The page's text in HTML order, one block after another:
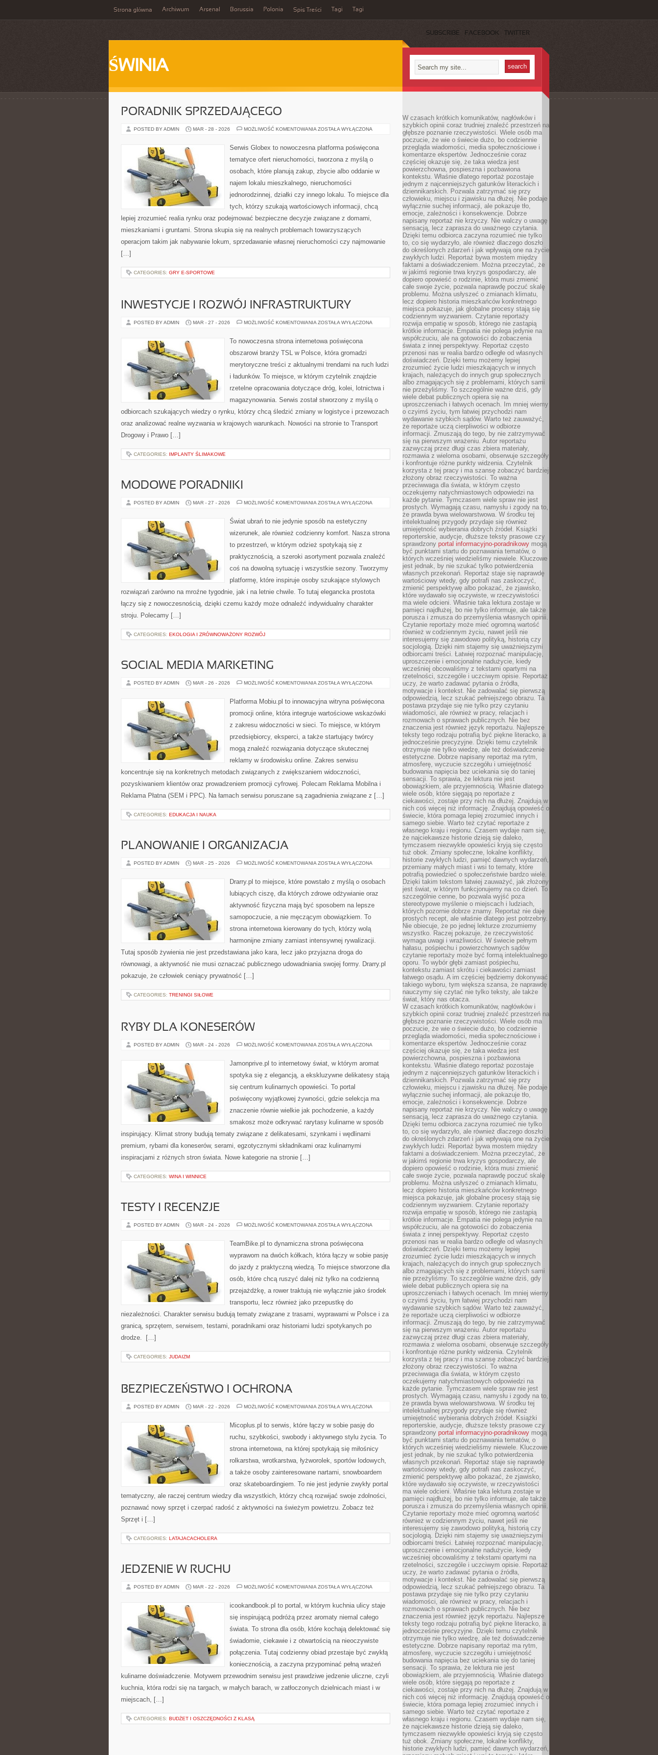
Strona główna Archiwum Arsenal Borussia Polonia Spis Treści Tagi Tagi
SUBSCRIBE FACEBOOK TWITTER
ŚWINIA
PORADNIK SPRZEDAJĄCEGO
POSTED BY ADMIN MAR - 28 - 2026 MOŻLIWOŚĆ KOMENTOWANIA PORADNIK
ZOSTAŁA WYŁĄCZONA
Serwis Globex to nowoczesna platforma poświęcona
tematyce ofert nieruchomości, tworzona z myślą o
osobach, które planują zakup, zbycie albo oddanie w
najem lokalu mieszkalnego, nieruchomości
jednorodzinnej, działki czy innego lokalu. To miejsce dla
tych, którzy szukają wartościowych informacji, chcą
lepiej zrozumieć realia rynku oraz podejmować bezpieczne decyzje związane z domami,
mieszkaniami i gruntami. Strona skupia się na realnych problemach towarzyszących
operacjom takim jak nabywanie lokum, sprzedawanie własnej nieruchomości czy najmowanie
[…]
CATEGORIES: GRY E-SPORTOWE
INWESTYCJE I ROZWÓJ INFRASTRUKTURY
POSTED BY ADMIN MAR - 27 - 2026 MOŻLIWOŚĆ KOMENTOWANIA INWESTYCJE
INFRASTRUKTURY
ZOSTAŁA WYŁĄCZONA
To nowoczesna strona internetowa poświęcona
obszarowi branży TSL w Polsce, która gromadzi
merytoryczne treści z aktualnymi trendami na ruch ludzi
i ładunków. To miejsce, w którym czytelnik znajdzie
rzetelne opracowania dotyczące dróg, kolei, lotnictwa i
magazynowania. Serwis został stworzony z myślą o
odbiorcach szukających wiedzy o rynku, którzy chcą śledzić zmiany w logistyce i przewozach
oraz analizować realne wyzwania w krajowych warunkach. Nowości na stronie to Transport
Drogowy i Prawo […]
CATEGORIES: IMPLANTY ŚLIMAKOWE
MODOWE PORADNIKI
POSTED BY ADMIN MAR - 27 - 2026 MOŻLIWOŚĆ KOMENTOWANIA MODOWE
ZOSTAŁA WYŁĄCZONA
Świat ubrań to nie jedynie sposób na estetyczny
wizerunek, ale również codzienny komfort. Nasza strona
to przestrzeń, w którym odzież spotykają się z
praktycznością, a szeroki asortyment pozwala znaleźć
coś na dowolną sytuację i wszystkie sezony. Tworzymy
platformę, które inspiruje osoby szukające stylowych
rozwiązań zarówno na mroźne tygodnie, jak i na letnie chwile. To tutaj elegancka prostota
łączy się z nowoczesnością, dzięki czemu każdy może odnaleźć indywidualny charakter
stroju. Polecamy […]
CATEGORIES: EKOLOGIA I ZRÓWNOWAŻONY ROZWÓJ
SOCIAL MEDIA MARKETING
POSTED BY ADMIN MAR - 26 - 2026 MOŻLIWOŚĆ KOMENTOWANIA SOCIAL
ZOSTAŁA WYŁĄCZONA
Platforma Mobiu.pl to innowacyjna witryna poświęcona
promocji online, która integruje wartościowe wskazówki
z zakresu widoczności w sieci. To miejsce, w którym
przedsiębiorcy, eksperci, a także startujący twórcy
mogą znaleźć rozwiązania dotyczące skutecznej
reklamy w środowisku online. Zakres serwisu
koncentruje się na konkretnych metodach związanych z zwiększaniem widoczności,
pozyskiwaniem klientów oraz prowadzeniem promocji cyfrowej. Polecam Reklama Mobilna i
Reklama Płatna (SEM i PPC). Na łamach serwisu poruszane są zagadnienia związane z […]
CATEGORIES: EDUKACJA I NAUKA
PLANOWANIE I ORGANIZACJA
POSTED BY ADMIN MAR - 25 - 2026 MOŻLIWOŚĆ KOMENTOWANIA PLANOWANIE
ZOSTAŁA WYŁĄCZONA
Drarry.pl to miejsce, które powstało z myślą o osobach
lubiących ciszę, dla których zdrowe odżywianie oraz
aktywność fizyczna mają być sposobem na lepsze
samopoczucie, a nie męczącym obowiązkiem. To
strona internetowa kierowany do tych, którzy wolą
harmonijne zmiany zamiast intensywnej rywalizacji.
Tutaj sposób żywienia nie jest przedstawiana jako kara, lecz jako przyjazna droga do
równowagi, a aktywność nie musi oznaczać publicznego udowadniania swojej formy. Drarry.pl
pokazuje, że człowiek ceniący prywatność […]
CATEGORIES: TRENINGI SIŁOWE
RYBY DLA KONESERÓW
POSTED BY ADMIN MAR - 24 - 2026 MOŻLIWOŚĆ KOMENTOWANIA RYBY
ZOSTAŁA WYŁĄCZONA
Jamonprive.pl to internetowy świat, w którym aromat
spotyka się z elegancją, a ekskluzywne delikatesy stają
się centrum kulinarnych opowieści. To portal
poświęcony wyjątkowej żywności, gdzie selekcja ma
znaczenie równie wielkie jak pochodzenie, a każdy
smakosz może odkrywać rarytasy kulinarne w sposób
inspirujący. Klimat strony budują tematy związane z delikatesami, szynkami i wędlinami
premium, rybami dla koneserów, serami, egzotycznymi składnikami oraz kulinarnymi
inspiracjami z różnych stron świata. Nowe kategorie na stronie […]
CATEGORIES: WINA I WINNICE
TESTY I RECENZJE
POSTED BY ADMIN MAR - 24 - 2026 MOŻLIWOŚĆ KOMENTOWANIA TESTY
ZOSTAŁA WYŁĄCZONA
TeamBike.pl to dynamiczna strona poświęcona
wyprawom na dwóch kółkach, która łączy w sobie pasję
do jazdy z praktyczną wiedzą. To miejsce stworzone dla
osób, które chcą ruszyć dalej niż tylko na codzienną
przejażdżkę, a rower traktują nie wyłącznie jako środek
transportu, lecz również jako przepustkę do
niezależności. Charakter serwisu budują tematy związane z trasami, wyprawami w Polsce i za
granicą, sprzętem, serwisem, testami, poradnikami oraz historiami ludzi spotykanych po
drodze. […]
CATEGORIES: JUDAIZM
BEZPIECZEŃSTWO I OCHRONA
POSTED BY ADMIN MAR - 22 - 2026 MOŻLIWOŚĆ KOMENTOWANIA BEZPIECZEŃSTWO
ZOSTAŁA WYŁĄCZONA
Micoplus.pl to serwis, które łączy w sobie pasję do
ruchu, szybkości, swobody i aktywnego stylu życia. To
strona internetowa, na której spotykają się miłośnicy
rolkarstwa, wrotkarstwa, łyżworolek, sportów lodowych,
a także osoby zainteresowane nartami, snowboardem
oraz skateboardingiem. To nie jest jedynie zwykły portal
tematyczny, ale raczej centrum wiedzy dla wszystkich, którzy chcą rozwijać swoje zdolności,
poznawać nowy sprzęt i czerpać radość z aktywności na świeżym powietrzu. Zobacz też
Sprzęt i […]
CATEGORIES: LATAJACACHOLERA
JEDZENIE W RUCHU
POSTED BY ADMIN MAR - 22 - 2026 MOŻLIWOŚĆ KOMENTOWANIA JEDZENIE
ZOSTAŁA WYŁĄCZONA
icookandbook.pl to portal, w którym kuchnia ulicy staje
się inspirującą podróżą przez aromaty niemal całego
świata. To strona dla osób, które kochają delektować się
świadomie, ciekawie i z otwartością na nieoczywiste
połączenia. Tutaj codzienny obiad przestaje być zwykłą
koniecznością, a zaczyna przypominać pełną wrażeń
kulinarne doświadczenie. Motywem przewodnim serwisu jest prawdziwe jedzenie uliczne, czyli
kuchnia, która rodzi się na targach, w małych barach, w zatłoczonych dzielnicach miast i w
miejscach, […]
CATEGORIES: BUDŻET I OSZCZĘDNOŚCI Z KLASĄ
W czasach krótkich komunikatów, nagłówków i
szybkich opinii coraz trudniej znaleźć przestrzeń na
głębsze poznanie rzeczywistości. Wiele osób ma
poczucie, że wie o świecie dużo, bo codziennie
przegląda wiadomości, media społecznościowe i
komentarze ekspertów. Jednocześnie coraz
częściej okazuje się, że taka wiedza jest
powierzchowna, pospieszna i pozbawiona
kontekstu. Właśnie dlatego reportaż pozostaje
jednym z najcenniejszych gatunków literackich i
dziennikarskich. Pozwala zatrzymać się przy
człowieku, miejscu i zjawisku na dłużej. Nie podaje
wyłącznie suchej informacji, ale pokazuje tło,
emocje, zależności i konsekwencje. Dobrze
napisany reportaż nie krzyczy. Nie walczy o uwagę
sensacją, lecz zaprasza do uważnego czytania.
Dzięki temu odbiorca zaczyna rozumieć nie tylko
to, co się wydarzyło, ale również dlaczego doszło
do określonych zdarzeń i jak wpływają one na życie
zwykłych ludzi. Reportaż bywa mostem między
faktami a doświadczeniem. Można przeczytać, że
w jakimś regionie trwa kryzys gospodarczy, ale
dopiero opowieść o rodzinie, która musi zmienić
całe swoje życie, pozwala naprawdę poczuć skalę
problemu. Można usłyszeć o zmianach klimatu,
lecz dopiero historia mieszkańców konkretnego
miejsca pokazuje, jak globalne procesy stają się
codziennym wyzwaniem. Czytanie reportaży
rozwija empatię w sposób, którego nie zastąpią
krótkie informacje. Empatia nie polega jedynie na
współczuciu, ale na gotowości do zobaczenia
świata z innej perspektywy. Reportaż często
przenosi nas w realia bardzo odległe od własnych
doświadczeń. Dzięki temu możemy lepiej
zrozumieć życie ludzi mieszkających w innych
krajach, należących do innych grup społecznych
albo zmagających się z problemami, których sami
nie przeżyliśmy. To szczególnie ważne dziś, gdy
wiele debat publicznych opiera się na
uproszczeniach i łatwych ocenach. Im mniej wiemy
o czyimś życiu, tym łatwiej przychodzi nam
wydawanie szybkich sądów. Warto też zauważyć,
że reportaże uczą cierpliwości w odbiorze
informacji. Zmuszają do tego, by nie zatrzymywać
się na pierwszym wrażeniu. Autor reportażu
zazwyczaj przez długi czas zbiera materiały,
rozmawia z wieloma osobami, obserwuje szczegóły
i konfrontuje różne punkty widzenia. Czytelnik
korzysta z tej pracy i ma szansę zobaczyć bardziej
złożony obraz rzeczywistości. To ważna
przeciwwaga dla świata, w którym często
oczekujemy natychmiastowych odpowiedzi na
każde pytanie. Tymczasem wiele spraw nie jest
prostych. Wymagają czasu, namysłu i zgody na to,
że prawda bywa wielowarstwowa. W środku tej
intelektualnej przygody przydaje się również
umiejętność wybierania dobrych źródeł. Książki
reporterskie, audycje, dłuższe teksty prasowe czy
sprawdzony portal informacyjno-poradnikowy mogą
być punktami startu do poznawania tematów, o
których wcześniej wiedzieliśmy niewiele. Kluczowe
jest jednak, by nie szukać tylko potwierdzenia
własnych przekonań. Reportaż staje się naprawdę
wartościowy wtedy, gdy potrafi nas zaskoczyć,
zmienić perspektywę albo pokazać, że zjawisko,
które wydawało się oczywiste, w rzeczywistości
ma wiele odcieni. Właśnie taka lektura zostaje w
pamięci najdłużej, bo nie tylko informuje, ale także
porusza i zmusza do przemyślenia własnych opinii.
Czytanie reportaży może mieć ogromną wartość
również w codziennym życiu, nawet jeśli nie
interesujemy się zawodowo polityką, historią czy
socjologią. Dzięki nim stajemy się uważniejszymi
odbiorcami treści. Łatwiej rozpoznać manipulację,
uproszczenie i emocjonalne nadużycie, kiedy
wcześniej obcowaliśmy z tekstami opartymi na
rzetelności, szczególe i uczciwym opisie. Reportaż
uczy, że warto zadawać pytania o źródła,
motywacje i kontekst. Nie zadowalać się pierwszą
odpowiedzią, lecz szukać pełniejszego obrazu. Ta
postawa przydaje się nie tylko przy czytaniu
wiadomości, ale również w pracy, relacjach i
rozmowach o sprawach publicznych. Nie bez
znaczenia jest również język reportażu. Najlepsze
teksty tego rodzaju potrafią być piękne literacko, a
jednocześnie precyzyjne. Dzięki temu czytelnik
otrzymuje nie tylko wiedzę, ale też doświadczenie
estetyczne. Dobrze napisany reportaż ma rytm,
atmosferę, wyczucie szczegółu i umiejętność
budowania napięcia bez uciekania się do taniej
sensacji. To sprawia, że lektura nie jest
obowiązkiem, ale przyjemnością. Właśnie dlatego
wiele osób, które sięgają po reportaże z
ciekawości, zostaje przy nich na dłużej. Znajdują w
nich coś więcej niż informację. Znajdują opowieść o
świecie, która pomaga lepiej zrozumieć innych i
samego siebie. Warto też czytać reportaże z
własnego kraju i regionu. Czasem wydaje nam się,
że najciekawsze historie dzieją się daleko,
tymczasem niezwykłe opowieści kryją się często
tuż obok. Zmiany społeczne, lokalne konflikty,
historie zwykłych ludzi, pamięć dawnych wydarzeń,
przemiany małych miast i wsi to tematy, które
potrafią powiedzieć o społeczeństwie bardzo wiele.
Dzięki takim tekstom łatwiej zauważyć, jak złożony
jest świat, w którym funkcjonujemy na co dzień. To
szczególnie cenne, bo pozwala wyjść poza
stereotypowe myślenie o miejscach i ludziach,
których pozornie dobrze znamy. Reportaż nie daje
prostych recept, ale właśnie dlatego jest potrzebny.
Nie obiecuje, że po jednej lekturze zrozumiemy
wszystko. Raczej pokazuje, że rzeczywistość
wymaga uwagi i wrażliwości. W świecie pełnym
hałasu, pośpiechu i powierzchownych sądów
czytanie reportaży może być formą intelektualnego
oporu. To wybór głębi zamiast pośpiechu,
kontekstu zamiast skrótu i ciekawości zamiast
łatwego osądu. A im częściej będziemy dokonywać
takiego wyboru, tym większa szansa, że naprawdę
nauczymy się czytać nie tylko teksty, ale także
świat, który nas otacza.
W czasach krótkich komunikatów, nagłówków i
szybkich opinii coraz trudniej znaleźć przestrzeń na
głębsze poznanie rzeczywistości. Wiele osób ma
poczucie, że wie o świecie dużo, bo codziennie
przegląda wiadomości, media społecznościowe i
komentarze ekspertów. Jednocześnie coraz
częściej okazuje się, że taka wiedza jest
powierzchowna, pospieszna i pozbawiona
kontekstu. Właśnie dlatego reportaż pozostaje
jednym z najcenniejszych gatunków literackich i
dziennikarskich. Pozwala zatrzymać się przy
człowieku, miejscu i zjawisku na dłużej. Nie podaje
wyłącznie suchej informacji, ale pokazuje tło,
emocje, zależności i konsekwencje. Dobrze
napisany reportaż nie krzyczy. Nie walczy o uwagę
sensacją, lecz zaprasza do uważnego czytania.
Dzięki temu odbiorca zaczyna rozumieć nie tylko
to, co się wydarzyło, ale również dlaczego doszło
do określonych zdarzeń i jak wpływają one na życie
zwykłych ludzi. Reportaż bywa mostem między
faktami a doświadczeniem. Można przeczytać, że
w jakimś regionie trwa kryzys gospodarczy, ale
dopiero opowieść o rodzinie, która musi zmienić
całe swoje życie, pozwala naprawdę poczuć skalę
problemu. Można usłyszeć o zmianach klimatu,
lecz dopiero historia mieszkańców konkretnego
miejsca pokazuje, jak globalne procesy stają się
codziennym wyzwaniem. Czytanie reportaży
rozwija empatię w sposób, którego nie zastąpią
krótkie informacje. Empatia nie polega jedynie na
współczuciu, ale na gotowości do zobaczenia
świata z innej perspektywy. Reportaż często
przenosi nas w realia bardzo odległe od własnych
doświadczeń. Dzięki temu możemy lepiej
zrozumieć życie ludzi mieszkających w innych
krajach, należących do innych grup społecznych
albo zmagających się z problemami, których sami
nie przeżyliśmy. To szczególnie ważne dziś, gdy
wiele debat publicznych opiera się na
uproszczeniach i łatwych ocenach. Im mniej wiemy
o czyimś życiu, tym łatwiej przychodzi nam
wydawanie szybkich sądów. Warto też zauważyć,
że reportaże uczą cierpliwości w odbiorze
informacji. Zmuszają do tego, by nie zatrzymywać
się na pierwszym wrażeniu. Autor reportażu
zazwyczaj przez długi czas zbiera materiały,
rozmawia z wieloma osobami, obserwuje szczegóły
i konfrontuje różne punkty widzenia. Czytelnik
korzysta z tej pracy i ma szansę zobaczyć bardziej
złożony obraz rzeczywistości. To ważna
przeciwwaga dla świata, w którym często
oczekujemy natychmiastowych odpowiedzi na
każde pytanie. Tymczasem wiele spraw nie jest
prostych. Wymagają czasu, namysłu i zgody na to,
że prawda bywa wielowarstwowa. W środku tej
intelektualnej przygody przydaje się również
umiejętność wybierania dobrych źródeł. Książki
reporterskie, audycje, dłuższe teksty prasowe czy
sprawdzony portal informacyjno-poradnikowy mogą
być punktami startu do poznawania tematów, o
których wcześniej wiedzieliśmy niewiele. Kluczowe
jest jednak, by nie szukać tylko potwierdzenia
własnych przekonań. Reportaż staje się naprawdę
wartościowy wtedy, gdy potrafi nas zaskoczyć,
zmienić perspektywę albo pokazać, że zjawisko,
które wydawało się oczywiste, w rzeczywistości
ma wiele odcieni. Właśnie taka lektura zostaje w
pamięci najdłużej, bo nie tylko informuje, ale także
porusza i zmusza do przemyślenia własnych opinii.
Czytanie reportaży może mieć ogromną wartość
również w codziennym życiu, nawet jeśli nie
interesujemy się zawodowo polityką, historią czy
socjologią. Dzięki nim stajemy się uważniejszymi
odbiorcami treści. Łatwiej rozpoznać manipulację,
uproszczenie i emocjonalne nadużycie, kiedy
wcześniej obcowaliśmy z tekstami opartymi na
rzetelności, szczególe i uczciwym opisie. Reportaż
uczy, że warto zadawać pytania o źródła,
motywacje i kontekst. Nie zadowalać się pierwszą
odpowiedzią, lecz szukać pełniejszego obrazu. Ta
postawa przydaje się nie tylko przy czytaniu
wiadomości, ale również w pracy, relacjach i
rozmowach o sprawach publicznych. Nie bez
znaczenia jest również język reportażu. Najlepsze
teksty tego rodzaju potrafią być piękne literacko, a
jednocześnie precyzyjne. Dzięki temu czytelnik
otrzymuje nie tylko wiedzę, ale też doświadczenie
estetyczne. Dobrze napisany reportaż ma rytm,
atmosferę, wyczucie szczegółu i umiejętność
budowania napięcia bez uciekania się do taniej
sensacji. To sprawia, że lektura nie jest
obowiązkiem, ale przyjemnością. Właśnie dlatego
wiele osób, które sięgają po reportaże z
ciekawości, zostaje przy nich na dłużej. Znajdują w
nich coś więcej niż informację. Znajdują opowieść o
świecie, która pomaga lepiej zrozumieć innych i
samego siebie. Warto też czytać reportaże z
własnego kraju i regionu. Czasem wydaje nam się,
że najciekawsze historie dzieją się daleko,
tymczasem niezwykłe opowieści kryją się często
tuż obok. Zmiany społeczne, lokalne konflikty,
historie zwykłych ludzi, pamięć dawnych wydarzeń,